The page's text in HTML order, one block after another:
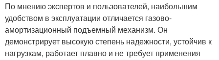
По мнению экспертов и пользователей, наибольшим
удобством в эксплуатации отличается газово-
амортизационный подъемный механизм. Он
демонстрирует высокую степень надежности, устойчив к
нагрузкам, работает плавно и не требует применения